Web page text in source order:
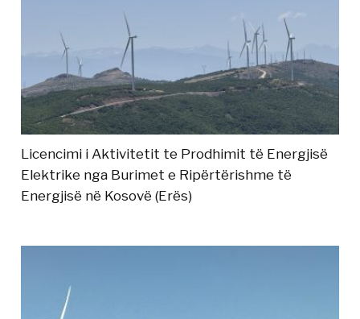
Licencimi i Aktivitetit te Prodhimit të Energjisë
Elektrike nga Burimet e Ripërtërishme të
Energjisë në Kosovë (Erës)